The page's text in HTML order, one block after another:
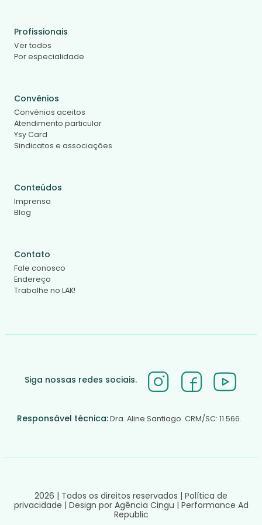
Profissionais
Ver todos
Por especialidade
Convênios
Convênios aceitos
Atendimento particular
Ysy Card
Sindicatos e associações
Conteúdos
Imprensa
Blog
Contato
Fale conosco
Endereço
Trabalhe no LAK!
Siga nossas redes sociais.
Responsável técnica:Dra. Aline Santiago. CRM/SC: 11.566.
2026 | Todos os direitos reservados | Política de
privacidade | Design por Agência Cingu | Performance Ad
Republic